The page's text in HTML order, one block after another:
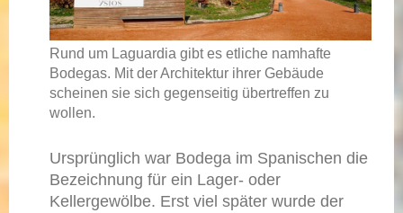
Rund um Laguardia gibt es etliche namhafte
Bodegas. Mit der Architektur ihrer Gebäude
scheinen sie sich gegenseitig übertreffen zu
wollen.
Ursprünglich war Bodega im Spanischen die
Bezeichnung für ein Lager- oder
Kellergewölbe. Erst viel später wurde der